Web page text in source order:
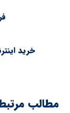
خرید
مطالب